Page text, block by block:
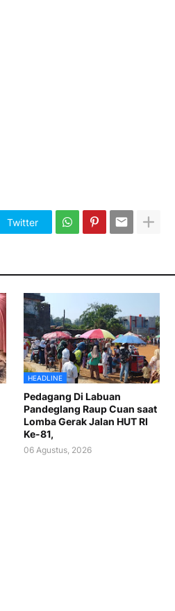
Twitter
HEADLINE
Pedagang Di Labuan
Pandeglang Raup Cuan saat
Lomba Gerak Jalan HUT RI
Ke-81,
06 Agustus, 2026